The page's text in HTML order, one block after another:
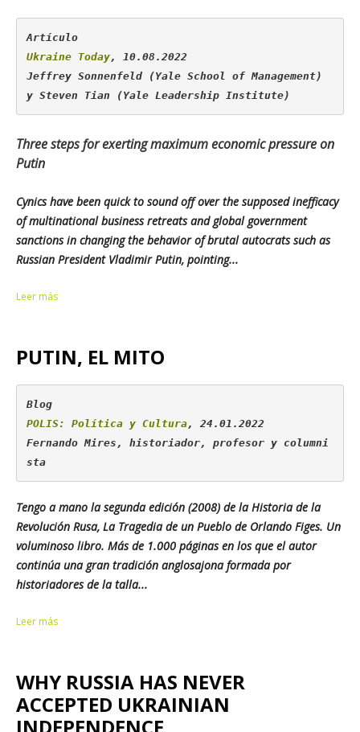
Artículo
Ukraine Today, 10.08.2022
Jeffrey Sonnenfeld (Yale School of Management)
y Steven Tian (Yale Leadership Institute)
Three steps for exerting maximum economic pressure on
Putin
Cynics have been quick to sound off over the supposed inefficacy
of multinational business retreats and global government
sanctions in changing the behavior of brutal autocrats such as
Russian President Vladimir Putin, pointing...
Leer más
PUTIN, EL MITO
Blog
POLIS: Política y Cultura, 24.01.2022
Fernando Mires, historiador, profesor y columni
sta
Tengo a mano la segunda edición (2008) de la Historia de la
Revolución Rusa, La Tragedia de un Pueblo de Orlando Figes. Un
voluminoso libro. Más de 1.000 páginas en los que el autor
continúa una gran tradición anglosajona formada por
historiadores de la talla...
Leer más
WHY RUSSIA HAS NEVER
ACCEPTED UKRAINIAN